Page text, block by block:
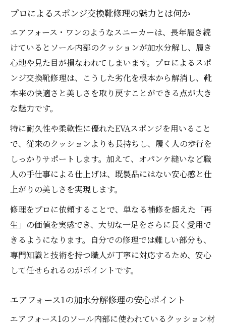
プロによるスポンジ交換靴修理の魅力とは何か
エアフォース・ワンのようなスニーカーは、長年履き続
けているとソール内部のクッションが加水分解し、履き
心地や見た目が損なわれてしまいます。プロによるスポ
ンジ交換靴修理は、こうした劣化を根本から解消し、靴
本来の快適さと美しさを取り戻すことができる点が大き
な魅力です。
特に耐久性や柔軟性に優れたEVAスポンジを用いること
で、従来のクッションよりも長持ちし、履く人の歩行を
しっかりサポートします。加えて、オパンケ縫いなど職
人の手仕事による仕上げは、既製品にはない安心感と仕
上がりの美しさを実現します。
修理をプロに依頼することで、単なる補修を超えた「再
生」の価値を実感でき、大切な一足をさらに長く愛用で
きるようになります。自分での修理では難しい部分も、
専門知識と技術を持つ職人が丁寧に対応するため、安心
して任せられるのがポイントです。
エアフォース1の加水分解修理の安心ポイント
エアフォース1のソール内部に使われているクッション材